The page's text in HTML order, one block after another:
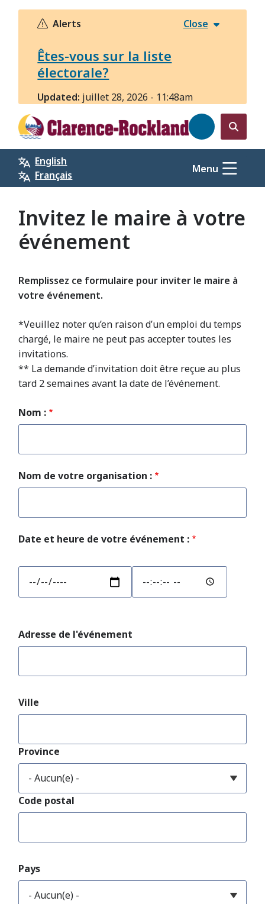
Aller
principal
Alerts Close
Êtes-vous sur la liste
électorale?
Updated: juillet 28, 2026 - 11:48am
Open
the
search
form
English
Français
Menu
Invitez le maire à votre
événement
Remplissez ce formulaire pour inviter le maire à
votre événement.
*Veuillez noter qu’en raison d’un emploi du temps
chargé, le maire ne peut pas accepter toutes les
invitations.
** La demande d’invitation doit être reçue au plus
tard 2 semaines avant la date de l’événement.
Nom :
Nom de votre organisation :
Date et heure de votre événement :
heure
votre
événement
Date
heure
votre
événement
Heure
Adresse
de
:
Adresse de l'événement
Ville
Province
Code postal
Pays